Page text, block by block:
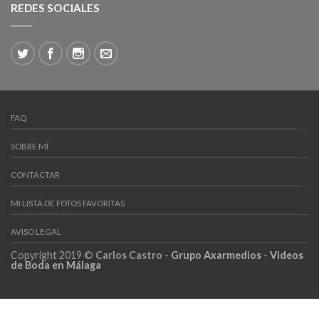
REDES SOCIALES
FAQ
SOBRE MÍ
CONTACTAR
MI LISTA DE FOTOS FAVORITAS
AVISO LEGAL
Copyright 2019 © Carlos Castro - Grupo Axarmedios - Videos
de Boda en Málaga